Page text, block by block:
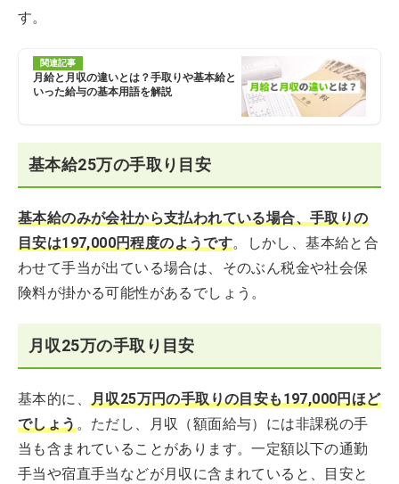
す。
関連記事
月給と月収の違いとは？手取りや基本給と
いった給与の基本用語を解説
基本給25万の手取り目安
基本給のみが会社から支払われている場合、手取りの
目安は197,000円程度のようです。しかし、基本給と合
わせて手当が出ている場合は、そのぶん税金や社会保
険料が掛かる可能性があるでしょう。
月収25万の手取り目安
基本的に、 月収25万円の手取りの目安も197,000円ほど
でしょう。ただし、月収（額面給与）には非課税の手
当も含まれていることがあります。一定額以下の通勤
手当や宿直手当などが月収に含まれていると、目安と